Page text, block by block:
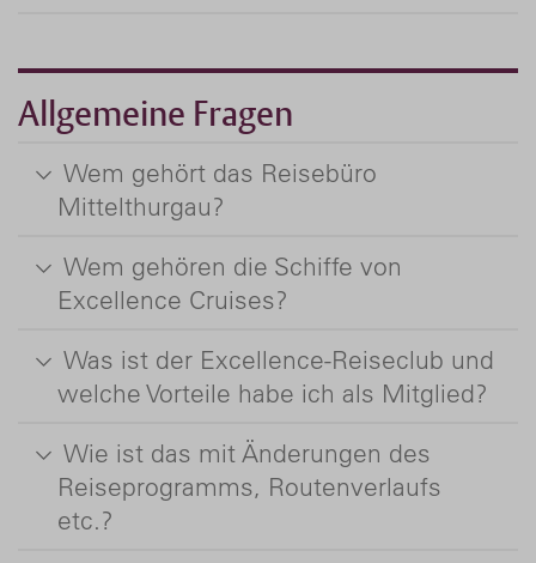
Allgemeine Fragen
Wem gehört das Reisebüro
Mittelthurgau?
Wem gehören die Schiffe von
Excellence Cruises?
Was ist der Excellence-Reiseclub und
welche Vorteile habe ich als Mitglied?
Wie ist das mit Änderungen des
Reiseprogramms, Routenverlaufs
etc.?